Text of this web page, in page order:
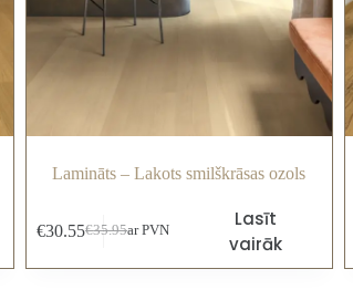
Lamināts – Lakots smilškrāsas ozols
€35.95
€30.55 ar PVN
Lasīt
vairāk